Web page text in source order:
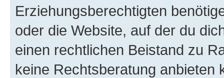
Erziehungsberechtigten
oder die Website, auf der du
einen rechtlichen Beistand zu
keine Rechtsberatung anbieten